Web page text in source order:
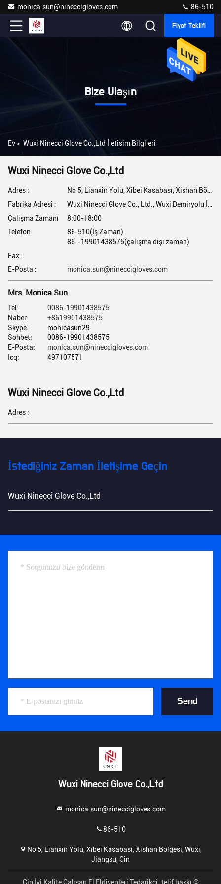
monica.sun@nineccigloves.com 86-510
Fiyat Teklifi
Bize Ulaşın
Ev> Wuxi Ninecci Glove Co.,Ltd İletişim Bilgileri
Wuxi Ninecci Glove Co.,Ltd
Adres :
No 5, Lianxin Yolu, Xibei Kasabası, Xishan Bölgesi, Wuxi, Jiangsu, Çin
Fabrika Adresi :
Wuxi Ninecci Glove Co., Ltd., Wuxi Demiryolu İstasyonu'na 20 dakika uzaklıkta, Xibei Şehri, Xishan Bölgesi, Wuxi Şehri, Jiangsu Eyaleti'nde yer almaktadır.
Çalışma Zamanı
8:00-18:00
Telefon
86-510(İş Zaman)
86--19901438575(çalışma dışı zaman)
Fax :
E-Posta :
monica.sun@nineccigloves.com
Mrs. Monica Sun
Tel:
0086-19901438575
Naber:
+8619901438575
Skype:
monicasun29
Sohbet:
0086-19901438575
E-Posta:
monica.sun@nineccigloves.com
Icq:
497107571
Wuxi Ninecci Glove Co.,Ltd
Adres :
İstediğiniz Zaman İletişime Geçin
Wuxi Ninecci Glove Co.,Ltd
Send
Wuxi Ninecci Glove Co.,Ltd
monica.sun@nineccigloves.com
86-510
No 5, Lianxin Yolu, Xibei Kasabası, Xishan Bölgesi, Wuxi,
Jiangsu, Çin
Çin İyi Kalite Çalışan El Eldivenleri Tedarikçi. telif hakkı ©